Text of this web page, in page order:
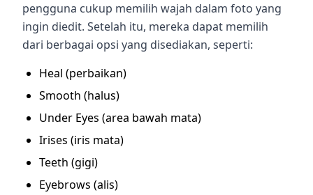
pengguna cukup memilih wajah dalam foto yang
ingin diedit. Setelah itu, mereka dapat memilih
dari berbagai opsi yang disediakan, seperti:
Heal (perbaikan)
Smooth (halus)
Under Eyes (area bawah mata)
Irises (iris mata)
Teeth (gigi)
Eyebrows (alis)